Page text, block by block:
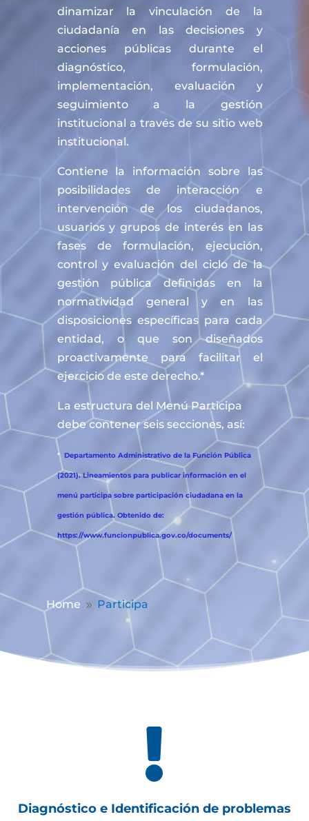
dinamizar la vinculación de la
ciudadanía en las decisiones y
acciones públicas durante el
diagnóstico, formulación,
implementación, evaluación y
seguimiento a la gestión
institucional a través de su sitio web
institucional.
Contiene la información sobre las
posibilidades de interacción e
intervención de los ciudadanos,
usuarios y grupos de interés en las
fases de formulación, ejecución,
control y evaluación del ciclo de la
gestión pública definidas en la
normatividad general y en las
disposiciones específicas para cada
entidad, o que son diseñados
proactivamente para facilitar el
ejercicio de este derecho.*
La estructura del Menú Participa
debe contener seis secciones, así:
* Departamento Administrativo de la Función Pública
(2021). Lineamientos para publicar información en el
menú participa sobre participación ciudadana en la
gestión pública. Obtenido de:
https://www.funcionpublica.gov.co/documents/
Home 9 Participa

Diagnóstico e Identificación de problemas